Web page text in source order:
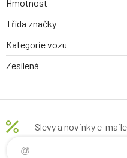
Hmotnost
Třída značky
Kategorie vozu
Zesílená
Slevy a novinky e-